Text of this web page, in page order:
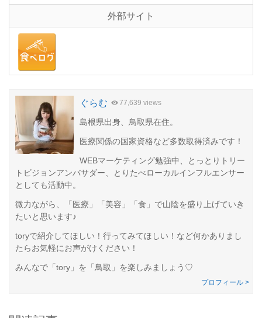
外部サイト
ぐらむ 77,639 views
プロフィール >
島根県出身、鳥取県在住。
医療関係の国家資格など多数取得済みです！
WEBマーケティング勉強中、とっとりトリー
トビジョンアンバサダー、とりたべローカルインフルエンサー
としても活動中。
微力ながら、「医療」「美容」「食」で山陰を盛り上げていき
たいと思います♪
toryで紹介してほしい！行ってみてほしい！など何かありまし
たらお気軽にお声がけください！
みんなで「tory」を「鳥取」を楽しみましょう♡